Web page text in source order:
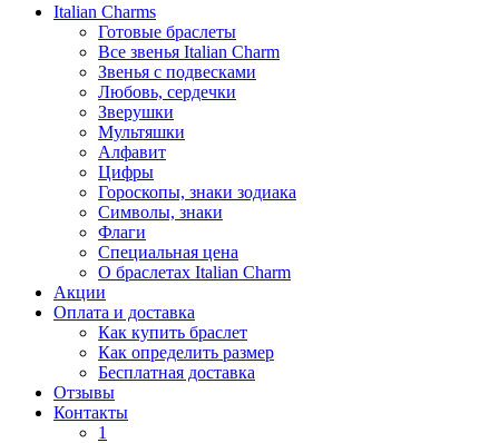
Italian Charms
Готовые браслеты
Все звенья Italian Charm
Звенья с подвесками
Любовь, сердечки
Зверушки
Мультяшки
Алфавит
Цифры
Гороскопы, знаки зодиака
Символы, знаки
Флаги
Специальная цена
О браслетах Italian Charm
Акции
Оплата и доставка
Как купить браслет
Как определить размер
Бесплатная доставка
Отзывы
Контакты
1